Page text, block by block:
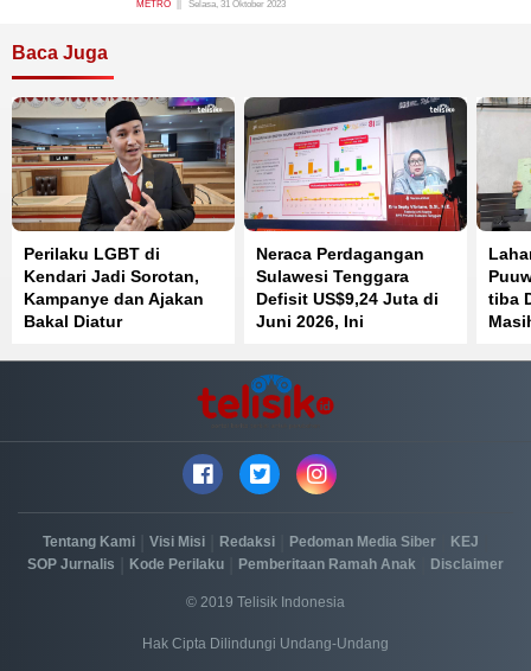
METRO Selasa, 31 Oktober 2023
Baca Juga
Perilaku LGBT di
Kendari Jadi Sorotan,
Kampanye dan Ajakan
Bakal Diatur
Neraca Perdagangan
Sulawesi Tenggara
Defisit US$9,24 Juta di
Juni 2026, Ini
tiba
Tentang Kami Visi Misi Redaksi Pedoman Media Siber KEJ
SOP Jurnalis Kode Perilaku Pemberitaan Ramah Anak Disclaimer
© 2019 Telisik Indonesia
Hak Cipta Dilindungi Undang-Undang